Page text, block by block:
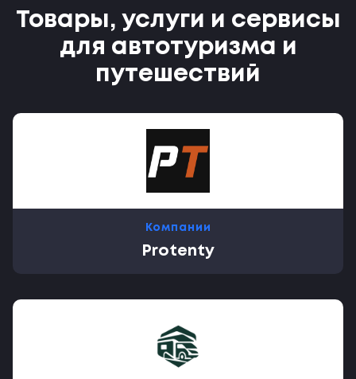
Товары, услуги и сервисы
для автотуризма и
путешествий
Компании
Protenty